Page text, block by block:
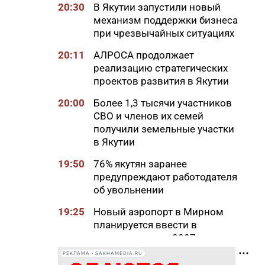
20:30
В Якутии запустили новый
механизм поддержки бизнеса
при чрезвычайных ситуациях
20:11
АЛРОСА продолжает
реализацию стратегических
проектов развития в Якутии
20:00
Более 1,3 тысячи участников
СВО и членов их семей
получили земельные участки
в Якутии
19:50
76% якутян заранее
предупреждают работодателя
об увольнении
19:25
Новый аэропорт в Мирном
планируется ввести в
эксплуатацию в 2027 году
19:00
В Якутии работает пилотный
РЕКЛАМА • SAKHAMEDIA.RU